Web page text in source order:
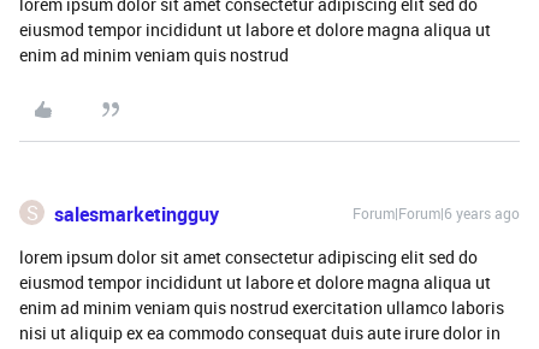
eiusmod tempor incididunt ut labore et dolore magna aliqua ut
enim ad minim veniam quis nostrud
S salesmarketingguy Forum|Forum|6 years ago
lorem ipsum dolor sit amet consectetur adipiscing elit sed do
eiusmod tempor incididunt ut labore et dolore magna aliqua ut
enim ad minim veniam quis nostrud exercitation ullamco laboris
nisi ut aliquip ex ea commodo consequat duis aute irure dolor in